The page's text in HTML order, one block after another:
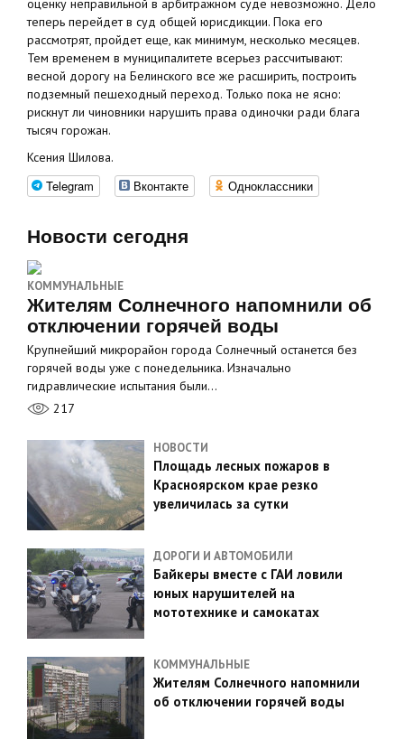
оценку неправильной в арбитражном суде невозможно. Дело
теперь перейдет в суд общей юрисдикции. Пока его
рассмотрят, пройдет еще, как минимум, несколько месяцев.
Тем временем в муниципалитете всерьез рассчитывают:
весной дорогу на Белинского все же расширить, построить
подземный пешеходный переход. Только пока не ясно:
рискнут ли чиновники нарушить права одиночки ради блага
тысяч горожан.
Ксения Шилова.
Telegram Вконтакте Одноклассники
Новости сегодня
КОММУНАЛЬНЫЕ
Жителям Солнечного напомнили об
отключении горячей воды
Крупнейший микрорайон города Солнечный останется без
горячей воды уже с понедельника. Изначально
гидравлические испытания были…
217
НОВОСТИ
Площадь лесных пожаров в
Красноярском крае резко
увеличилась за сутки
ДОРОГИ И АВТОМОБИЛИ
Байкеры вместе с ГАИ ловили
юных нарушителей на
мототехнике и самокатах
КОММУНАЛЬНЫЕ
Жителям Солнечного напомнили
об отключении горячей воды